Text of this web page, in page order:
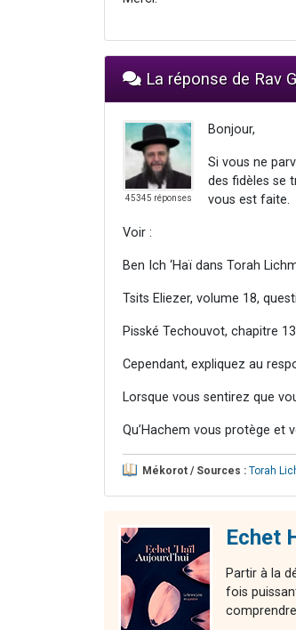
La réponse de Rav
45345 réponses
Bonjour,
Si vous ne
des fidèles se
vous est faite.
Voir :
Ben Ich ‘Haï dans Torah
Tsits Eliezer, volume 18,
Pisské Techouvot, chapitre
Cependant, expliquez au
Lorsque vous sentirez que
Qu’Hachem vous protège et
Mékorot / Sources : Torah
Echet
Partir à la
fois